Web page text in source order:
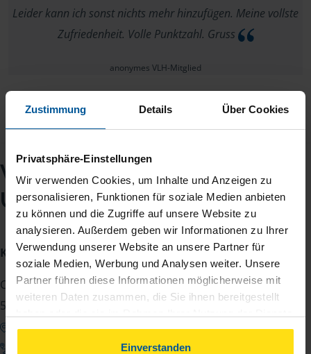
Zustimmung Details Über Cookies
Privatsphäre-Einstellungen
Wir verwenden Cookies, um Inhalte und Anzeigen zu
personalisieren, Funktionen für soziale Medien anbieten
zu können und die Zugriffe auf unsere Website zu
analysieren. Außerdem geben wir Informationen zu Ihrer
Verwendung unserer Website an unsere Partner für
soziale Medien, Werbung und Analysen weiter. Unsere
Partner führen diese Informationen möglicherweise mit
weiteren Daten zusammen, die Sie ihnen bereitgestellt
gesammelt haben. Indem Sie auf Einverstanden klicken,
können Sie der Verwendung von Cookies, gemäß
Einverstanden
Leider kann ich sonst nichts mehr hinzufügen. Meine vollste
Zufriedenheit. Volle Punktzahl. Gruss
anonymes VLH-Mitglied
VLH-Beratungsstelle
Uwe Schulte
Kontakt
Cheruskerweg 3
59519 Möhnesee
Google Maps zeigen